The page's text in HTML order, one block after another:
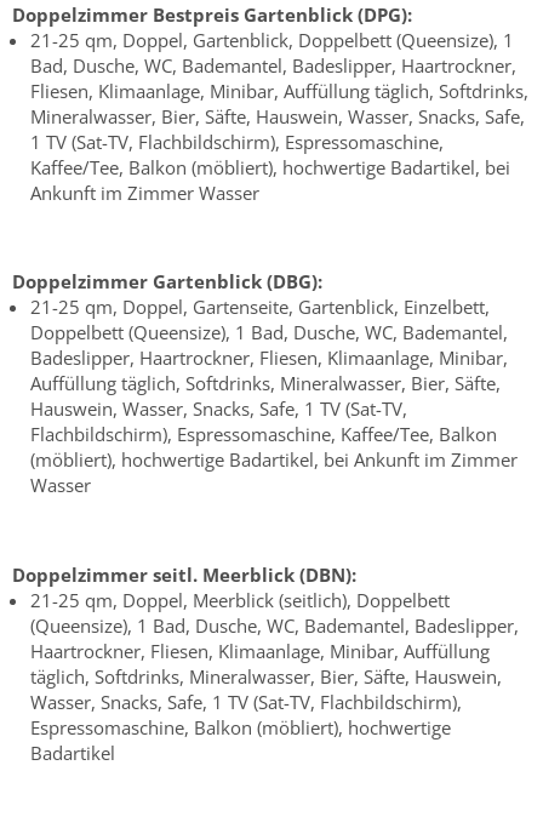
Doppelzimmer Bestpreis Gartenblick (DPG):
21-25 qm, Doppel, Gartenblick, Doppelbett (Queensize), 1
Bad, Dusche, WC, Bademantel, Badeslipper, Haartrockner,
Fliesen, Klimaanlage, Minibar, Auffüllung täglich, Softdrinks,
Mineralwasser, Bier, Säfte, Hauswein, Wasser, Snacks, Safe,
1 TV (Sat-TV, Flachbildschirm), Espressomaschine,
Kaffee/Tee, Balkon (möbliert), hochwertige Badartikel, bei
Ankunft im Zimmer Wasser
Doppelzimmer Gartenblick (DBG):
21-25 qm, Doppel, Gartenseite, Gartenblick, Einzelbett,
Doppelbett (Queensize), 1 Bad, Dusche, WC, Bademantel,
Badeslipper, Haartrockner, Fliesen, Klimaanlage, Minibar,
Auffüllung täglich, Softdrinks, Mineralwasser, Bier, Säfte,
Hauswein, Wasser, Snacks, Safe, 1 TV (Sat-TV,
Flachbildschirm), Espressomaschine, Kaffee/Tee, Balkon
(möbliert), hochwertige Badartikel, bei Ankunft im Zimmer
Wasser
Doppelzimmer seitl. Meerblick (DBN):
21-25 qm, Doppel, Meerblick (seitlich), Doppelbett
(Queensize), 1 Bad, Dusche, WC, Bademantel, Badeslipper,
Haartrockner, Fliesen, Klimaanlage, Minibar, Auffüllung
täglich, Softdrinks, Mineralwasser, Bier, Säfte, Hauswein,
Wasser, Snacks, Safe, 1 TV (Sat-TV, Flachbildschirm),
Espressomaschine, Balkon (möbliert), hochwertige
Badartikel